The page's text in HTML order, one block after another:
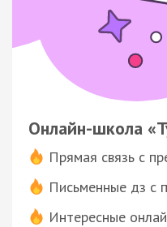
Онлайн-школа
Прямая связь с
Письменные дз с
Интересные